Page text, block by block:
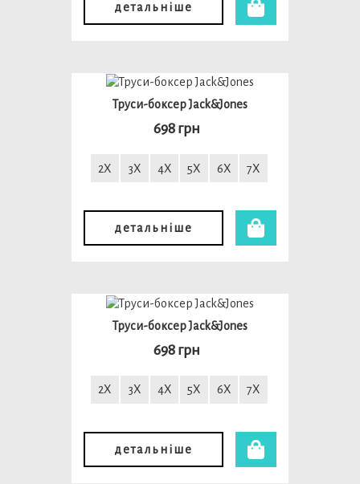
детальніше
Труси-боксер Jack&Jones
698 грн
2X 3X 4X 5X 6X 7X
детальніше
Труси-боксер Jack&Jones
698 грн
2X 3X 4X 5X 6X 7X
детальніше